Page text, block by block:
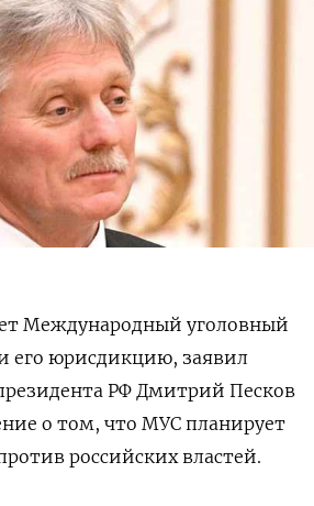
Международный уголовный
его юрисдикцию, заявил
РФ Дмитрий Песков
о том, что МУС планирует
российских властей.